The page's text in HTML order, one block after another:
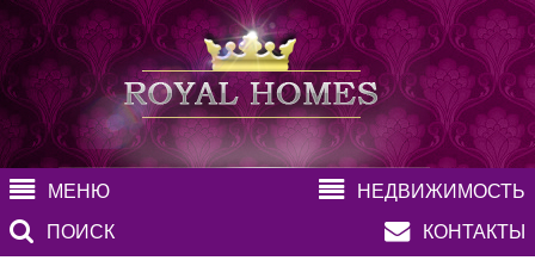
МЕНЮ
НЕДВИЖИМОСТЬ
ПОИСК
КОНТАКТЫ